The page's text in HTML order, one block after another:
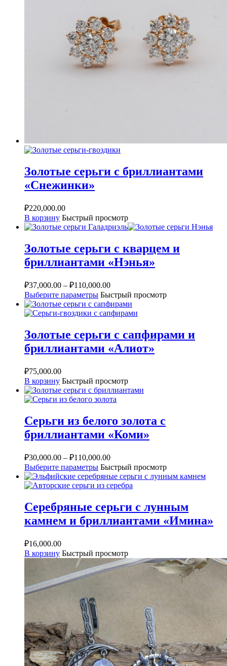
Золотые серьги с бриллиантами
«Снежинки»
₽220,000.00
В корзину Быстрый просмотр
Золотые серьги с кварцем и
бриллиантами «Нэнья»
₽37,000.00 – ₽110,000.00
Выберите параметры Быстрый просмотр
Золотые серьги с сапфирами и
бриллиантами «Алиот»
₽75,000.00
В корзину Быстрый просмотр
Серьги из белого золота с
бриллиантами «Коми»
₽30,000.00 – ₽110,000.00
Выберите параметры Быстрый просмотр
Серебряные серьги с лунным
камнем и бриллиантами «Имина»
₽16,000.00
В корзину Быстрый просмотр